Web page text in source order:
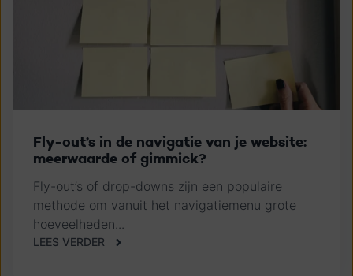
Fly-out’s in de navigatie van je website:
meerwaarde of gimmick?
Fly-out’s of drop-downs zijn een populaire
methode om vanuit het navigatiemenu grote
hoeveelheden...
LEES VERDER